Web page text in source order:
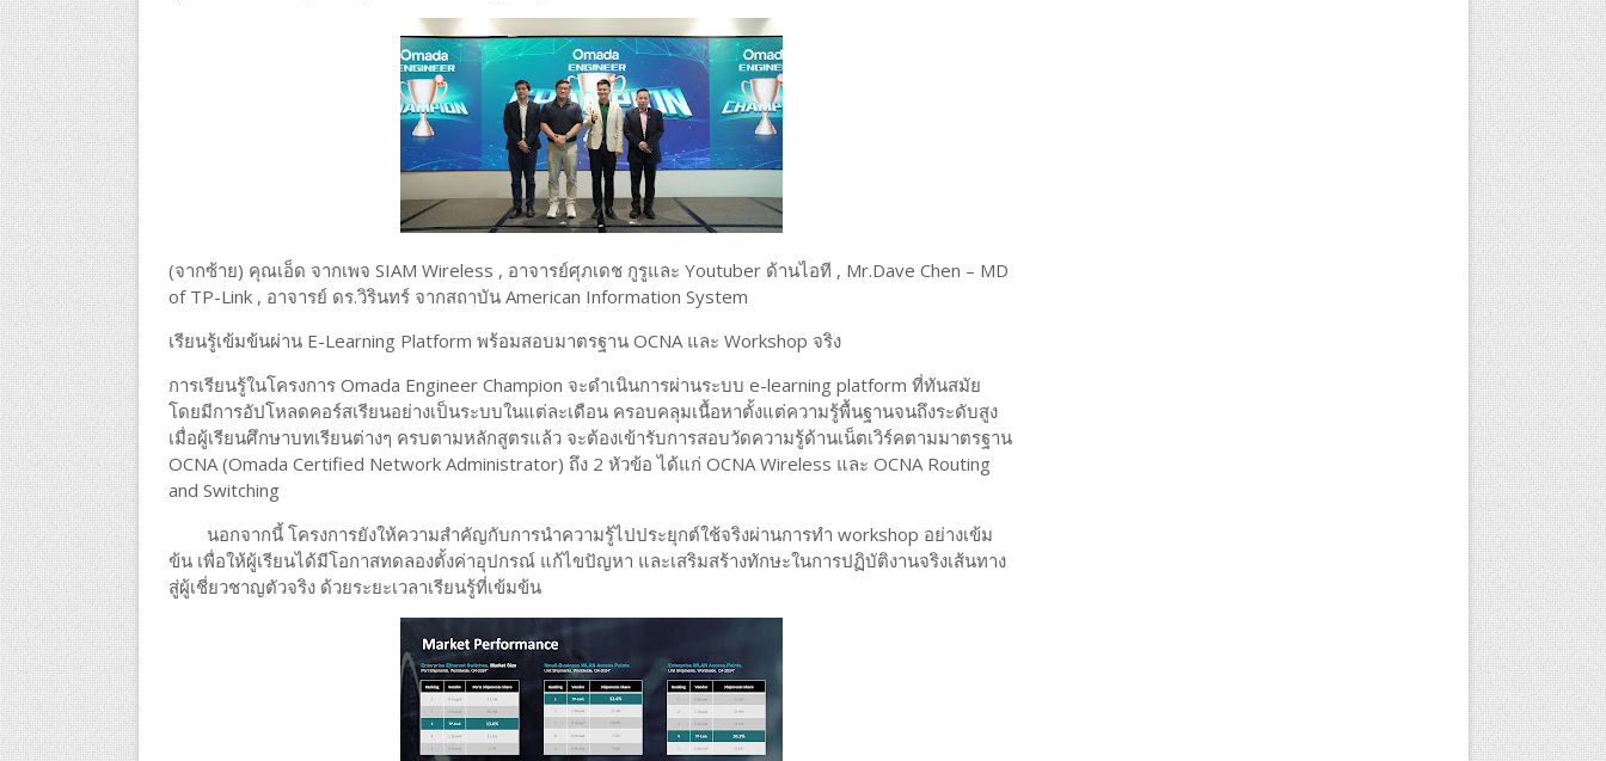
(จากซ้าย) คุณเอ็ด จากเพจ SIAM Wireless , อาจารย์ศุภเดช กูรูและ Youtuber ด้านไอที , Mr.Dave Chen – MD
of TP-Link , อาจารย์ ดร.วิรินทร์ จากสถาบัน American Information System
เรียนรู้เข้มข้นผ่าน E-Learning Platform พร้อมสอบมาตรฐาน OCNA และ Workshop จริง
การเรียนรู้ในโครงการ Omada Engineer Champion จะดำเนินการผ่านระบบ e-learning platform ที่ทันสมัย
โดยมีการอัปโหลดคอร์สเรียนอย่างเป็นระบบในแต่ละเดือน ครอบคลุมเนื้อหาตั้งแต่ความรู้พื้นฐานจนถึงระดับสูง
เมื่อผู้เรียนศึกษาบทเรียนต่างๆ ครบตามหลักสูตรแล้ว จะต้องเข้ารับการสอบวัดความรู้ด้านเน็ตเวิร์คตามมาตรฐาน
OCNA (Omada Certified Network Administrator) ถึง 2 หัวข้อ ได้แก่ OCNA Wireless และ OCNA Routing
and Switching
นอกจากนี้ โครงการยังให้ความสำคัญกับการนำความรู้ไปประยุกต์ใช้จริงผ่านการทำ workshop อย่างเข้ม
ข้น เพื่อให้ผู้เรียนได้มีโอกาสทดลองตั้งค่าอุปกรณ์ แก้ไขปัญหา และเสริมสร้างทักษะในการปฏิบัติงานจริงเส้นทาง
สู่ผู้เชี่ยวชาญตัวจริง ด้วยระยะเวลาเรียนรู้ที่เข้มข้น